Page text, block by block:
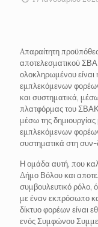
Aπαραίτητη
αποτελεσματικού
ολοκληρωμένου
εμπλεκόμενων φορέων
και συστηματικά,
πλατφόρμας του
μέσω της
εμπλεκόμενων
συστηματικά στη
Η ομάδα αυτή, που
Δήμο Βόλου και
συμβουλευτικό ρόλο,
με έναν εκπρόσωπο
δίκτυο φορέων είναι
ενός Συμφώνου